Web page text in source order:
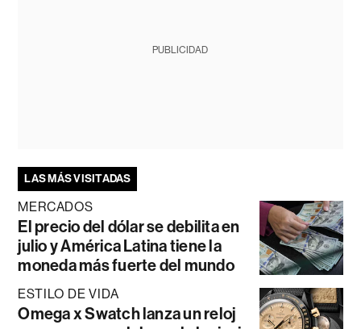
PUBLICIDAD
LAS MÁS VISITADAS
MERCADOS
El precio del dólar se debilita en
julio y América Latina tiene la
moneda más fuerte del mundo
ESTILO DE VIDA
Omega x Swatch lanza un reloj